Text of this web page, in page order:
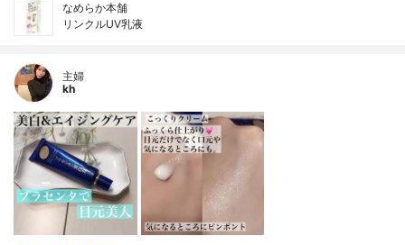
なめらか本舗
リンクルUV乳液
主婦
kh